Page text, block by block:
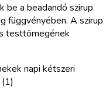
be a beadandó szirup
függvényében. A szirup
testtömegének
napi kétszeri